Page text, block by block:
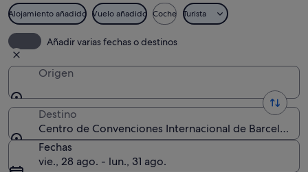
Alojamiento añadido Vuelo añadido Coche Turista
Añadir varias fechas o destinos
Origen
Destino
Centro de Convenciones Internacional de Barcelona,
Fechas
vie., 28 ago. - lun., 31 ago.